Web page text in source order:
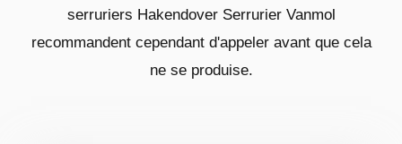
serruriers Hakendover Serrurier Vanmol
recommandent cependant d'appeler avant que cela
ne se produise.